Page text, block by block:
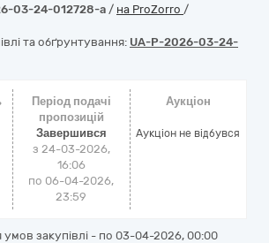
03-24-012728-a / на ProZorro /
та обґрунтування: UA-P-2026-03-24-
Період подачі
пропозицій
Завершився
з 24-03-2026,
16:06
по 06-04-2026,
23:59
Аукціон
Аукціон не відбувся
закупівлі - по 03-04-2026, 00:00